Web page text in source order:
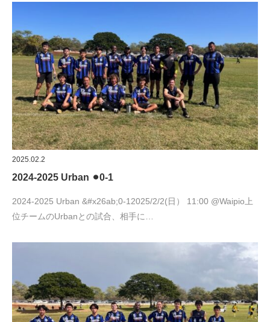
2025.02.2
2024-2025 Urban ⚫︎0-1
2024-2025 Urban &#x26ab;︎0-12025/2/2(日） 11:00 @Waipio上
位チームのUrbanとの試合、相手に…